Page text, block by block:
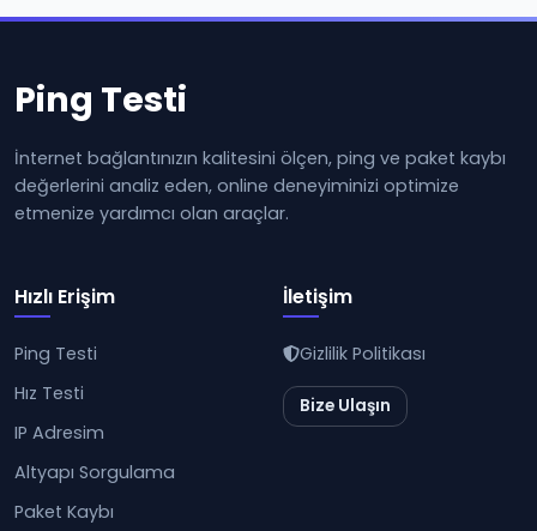
Ping Testi
İnternet bağlantınızın kalitesini ölçen, ping ve paket kaybı
değerlerini analiz eden, online deneyiminizi optimize
etmenize yardımcı olan araçlar.
Hızlı Erişim
Ping Testi
Hız Testi
IP Adresim
Altyapı Sorgulama
Paket Kaybı
İletişim
Gizlilik Politikası
Bize Ulaşın